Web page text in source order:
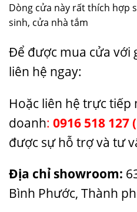
Dòng cửa này rất thích hợp
sinh, cửa nhà tắm
Để được mua cửa với
liên hệ ngay:
Hoặc liên hệ trực tiếp
doanh: 0916 518 127
được sự hỗ trợ và tư
Địa chỉ showroom:
Bình Phước, Thành